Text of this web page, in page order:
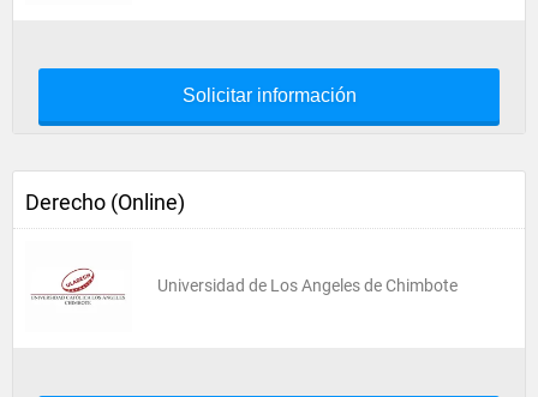
Solicitar información
Derecho (Online)
Universidad de Los Angeles de Chimbote